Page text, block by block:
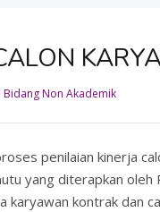
Bidang Non Akademik
penilaian kinerja
yang diterapkan oleh
karyawan kontrak dan